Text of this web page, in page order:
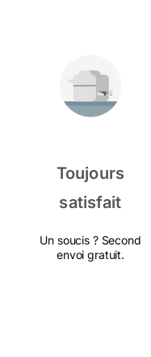
Toujours
satisfait
Un soucis ? Second
envoi gratuit.